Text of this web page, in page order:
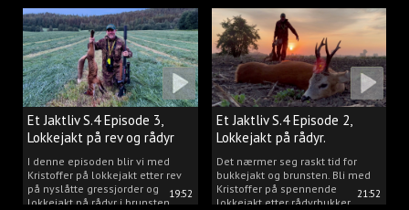
19:52
Et Jaktliv S.4 Episode 3,
Lokkejakt på rev og rådyr
2025.
I denne episoden blir vi med
Kristoffer på lokkejakt etter rev
på nyslåtte gressjorder og
lokkejakt på rådyr i brunsten.
21:52
Et Jaktliv S.4 Episode 2,
Lokkejakt på rådyr.
Det nærmer seg raskt tid for
bukkejakt og brunsten. Bli med
Kristoffer på spennende
lokkejakt etter rådyrbukker.